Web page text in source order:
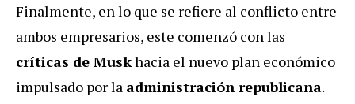
Finalmente, en lo que se refiere al conflicto entre
ambos empresarios, este comenzó con las
críticas de Muskhacia el nuevo plan económico
impulsado por la administración republicana.